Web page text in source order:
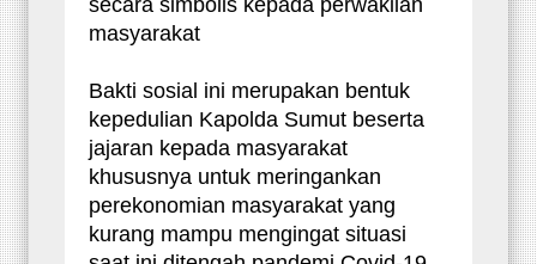
secara simbolis kepada perwakilan
masyarakat
Bakti sosial ini merupakan bentuk
kepedulian Kapolda Sumut beserta
jajaran kepada masyarakat
khususnya untuk meringankan
perekonomian masyarakat yang
kurang mampu mengingat situasi